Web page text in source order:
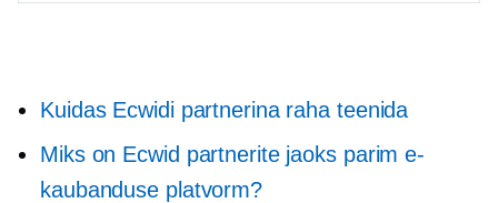
Kuidas Ecwidi partnerina raha teenida
Miks on Ecwid partnerite jaoks parim e-
kaubanduse platvorm?